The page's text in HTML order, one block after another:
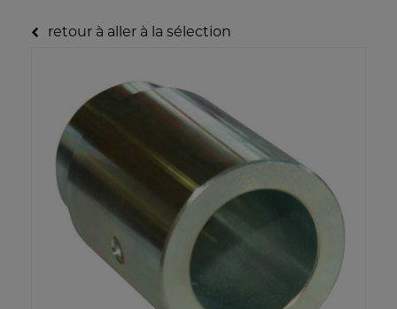
retour à aller à la sélection